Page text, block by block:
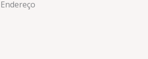
Endereço